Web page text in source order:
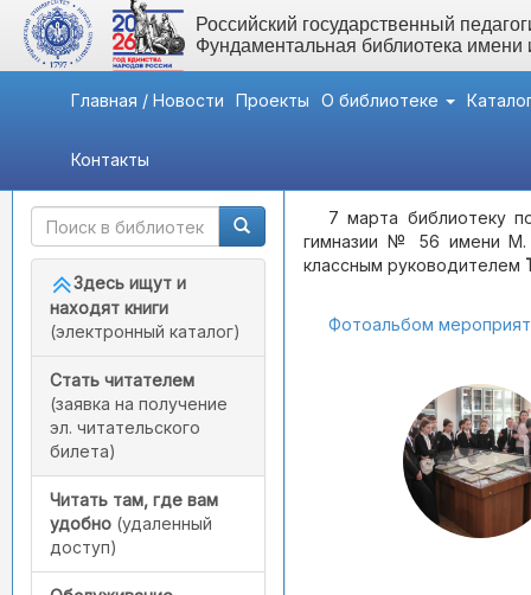
Российский государственный
Фундаментальная библиотека
Главная / Новости Проекты О библиотеке
Контакты
Быстрый доступ
Здесь ищут и
находят книги
(электронный каталог)
Стать читателем
(заявка на получение
эл. читательского
билета)
Читать там, где вам
удобно (удаленный
доступ)
7 марта библиотеку
гимназии № 56 имени М.
классным руководителем
Фотоальбом